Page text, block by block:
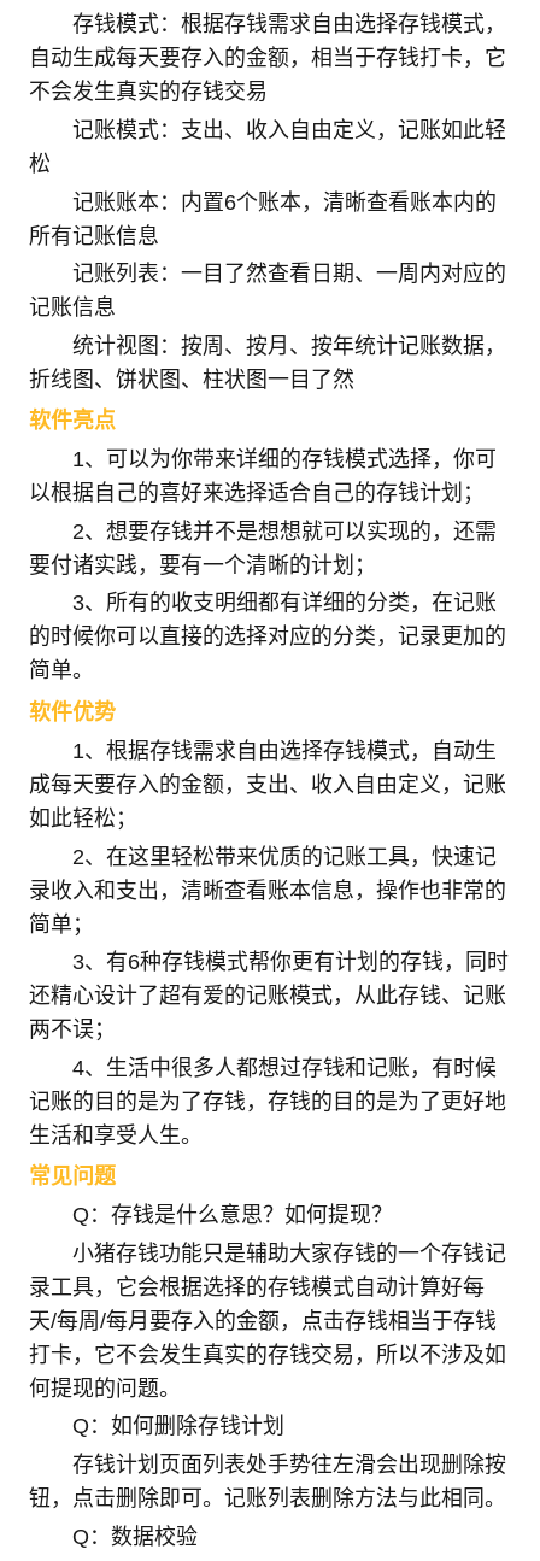
存钱模式：根据存钱需求自由选择存钱模式，
自动生成每天要存入的金额，相当于存钱打卡，它
不会发生真实的存钱交易
记账模式：支出、收入自由定义，记账如此轻
松
记账账本：内置6个账本，清晰查看账本内的
所有记账信息
记账列表：一目了然查看日期、一周内对应的
记账信息
统计视图：按周、按月、按年统计记账数据，
折线图、饼状图、柱状图一目了然
软件亮点
1、可以为你带来详细的存钱模式选择，你可
以根据自己的喜好来选择适合自己的存钱计划；
2、想要存钱并不是想想就可以实现的，还需
要付诸实践，要有一个清晰的计划；
3、所有的收支明细都有详细的分类，在记账
的时候你可以直接的选择对应的分类，记录更加的
简单。
软件优势
1、根据存钱需求自由选择存钱模式，自动生
成每天要存入的金额，支出、收入自由定义，记账
如此轻松；
2、在这里轻松带来优质的记账工具，快速记
录收入和支出，清晰查看账本信息，操作也非常的
简单；
3、有6种存钱模式帮你更有计划的存钱，同时
还精心设计了超有爱的记账模式，从此存钱、记账
两不误；
4、生活中很多人都想过存钱和记账，有时候
记账的目的是为了存钱，存钱的目的是为了更好地
生活和享受人生。
常见问题
Q：存钱是什么意思？如何提现？
小猪存钱功能只是辅助大家存钱的一个存钱记
录工具，它会根据选择的存钱模式自动计算好每
天/每周/每月要存入的金额，点击存钱相当于存钱
打卡，它不会发生真实的存钱交易，所以不涉及如
何提现的问题。
Q：如何删除存钱计划
存钱计划页面列表处手势往左滑会出现删除按
钮，点击删除即可。记账列表删除方法与此相同。
Q：数据校验